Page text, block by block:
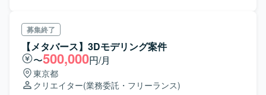
オおよび1日に執筆可能な文字数を記載ください。 ※ご経
験・スキルに応じてお任せする業務を変更いたします
募集終了
【メタバース】3Dモデリング案件
〜500,000円/月
東京都
クリエイター(業務委託・フリーランス)